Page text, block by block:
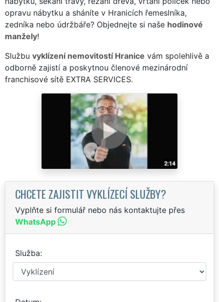
opravu nábytku a sháníte v Hranicích řemeslníka,
zedníka nebo údržbáře? Objednejte si naše hodinové
manžely!
Službu vyklízení nemovitostí Hranice vám spolehlivě a
odborně zajistí a poskytnou členové mezinárodní
franchisové sítě EXTRA SERVICES.
CHCETE ZAJISTIT VYKLÍZECÍ SLUŽBY?
Vyplňte si formulář nebo nás kontaktujte přes
WhatsApp
Služba